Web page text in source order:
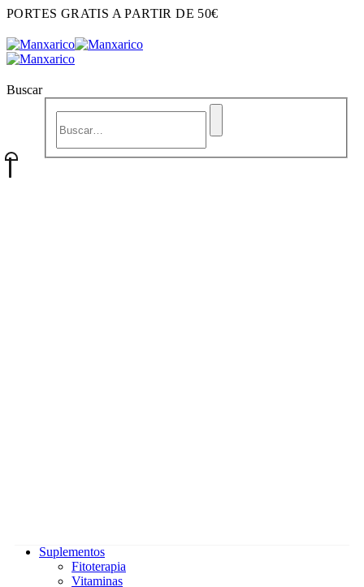
PORTES GRATIS A PARTIR DE 50€
Buscar
Suplementos
Fitoterapia
Vitaminas